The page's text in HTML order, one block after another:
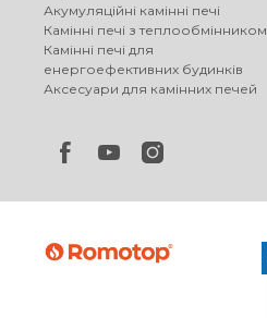
Акумуляційні камінні печі
Камінні печі з теплообмінником
Камінні печі для
енергоефективних будинків
Аксесуари для камінних печей